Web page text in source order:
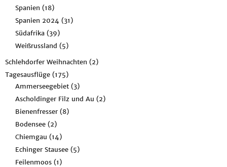
Spanien (18)
Spanien 2024 (31)
Südafrika (39)
Weißrussland (5)
Schlehdorfer Weihnachten (2)
Tagesausflüge (175)
Ammerseegebiet (3)
Ascholdinger Filz und Au (2)
Bienenfresser (8)
Bodensee (2)
Chiemgau (14)
Echinger Stausee (5)
Feilenmoos (1)